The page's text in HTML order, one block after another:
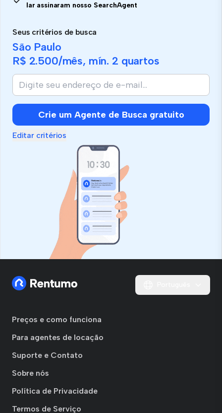
lar assinaram nosso SearchAgent
Seus critérios de busca
São Paulo
R$ 2.500/mês, mín. 2 quartos
Crie um Agente de Busca gratuito
Editar critérios
Preços e como funciona
Para agentes de locação
Suporte e Contato
Sobre nós
Política de Privacidade
Termos de Serviço